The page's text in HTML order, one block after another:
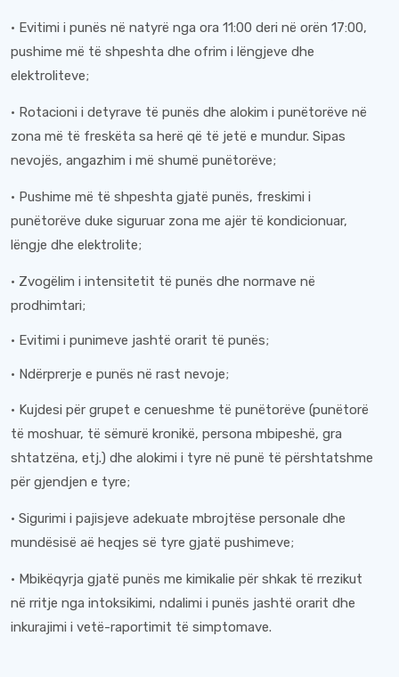
· Evitimi i punës në natyrë nga ora 11:00 deri në orën 17:00,
pushime më të shpeshta dhe ofrim i lëngjeve dhe
elektroliteve;
· Rotacioni i detyrave të punës dhe alokim i punëtorëve në
zona më të freskëta sa herë që të jetë e mundur. Sipas
nevojës, angazhim i më shumë punëtorëve;
· Pushime më të shpeshta gjatë punës, freskimi i
punëtorëve duke siguruar zona me ajër të kondicionuar,
lëngje dhe elektrolite;
· Zvogëlim i intensitetit të punës dhe normave në
prodhimtari;
· Evitimi i punimeve jashtë orarit të punës;
· Ndërprerje e punës në rast nevoje;
· Kujdesi për grupet e cenueshme të punëtorëve (punëtorë
të moshuar, të sëmurë kronikë, persona mbipeshë, gra
shtatzëna, etj.) dhe alokimi i tyre në punë të përshtatshme
për gjendjen e tyre;
· Sigurimi i pajisjeve adekuate mbrojtëse personale dhe
mundësisë aë heqjes së tyre gjatë pushimeve;
· Mbikëqyrja gjatë punës me kimikalie për shkak të rrezikut
në rritje nga intoksikimi, ndalimi i punës jashtë orarit dhe
inkurajimi i vetë-raportimit të simptomave.